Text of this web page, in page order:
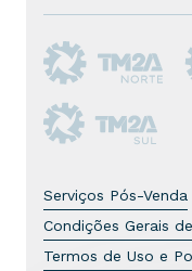
Serviços Pós-Venda
Condições Gerais
Termos de Uso e